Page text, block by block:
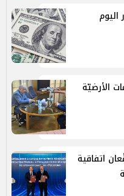
اليوم
الأرضيّة
اتفاقية